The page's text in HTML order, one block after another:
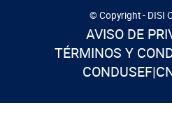
© Copyright - DISI
AVISO DE
TÉRMINOS Y
CONDUSEF|